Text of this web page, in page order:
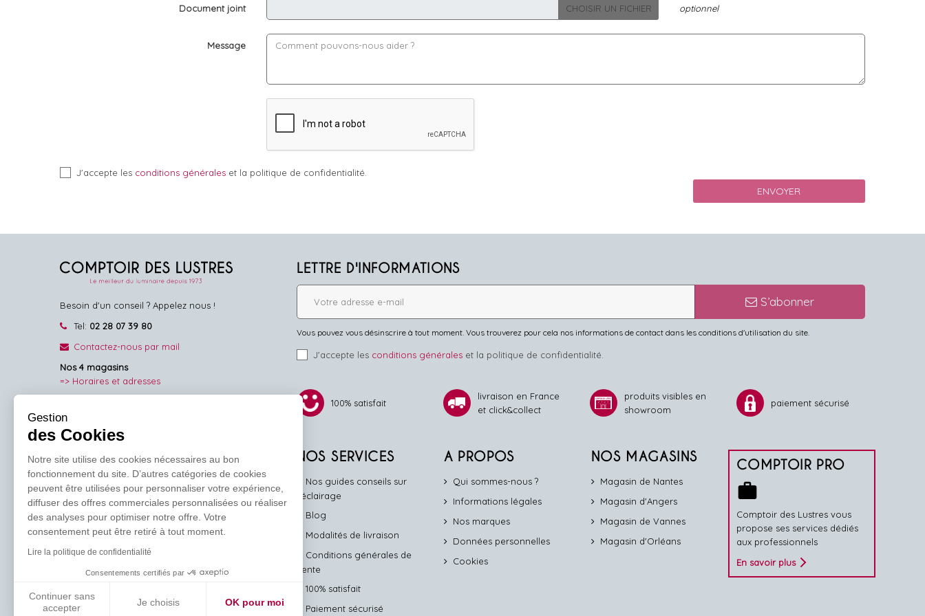
Document joint CHOISIR UN FICHIER optionnel
Message
J'accepte les conditions générales et la politique de confidentialité.
Besoin d'un conseil ? Appelez nous !
Tel: 02 28 07 39 80
Contactez-nous par mail
Nos 4 magasins
=> Horaires et adresses
NOUS SUIVRE
Facebook
LETTRE D'INFORMATIONS
S’abonner
Vous pouvez vous désinscrire à tout moment. Vous trouverez pour cela nos informations de contact dans les conditions d'utilisation du site.
J'accepte les conditions généraleset la politique de confidentialité.
100% satisfait
livraison en France
et click&collect
produits visibles en
showroom
paiement sécurisé
NOS SERVICES
Nos guides conseils sur
l'éclairage
Blog
Modalités de livraison
Conditions générales de
vente
100% satisfait
Paiement sécurisé
A PROPOS
Qui sommes-nous ?
Informations légales
Nos marques
Données personnelles
Cookies
NOS MAGASINS
Magasin de Nantes
Magasin d'Angers
Magasin de Vannes
Magasin d'Orléans
COMPTOIR PRO
work
Comptoir des Lustres vous
propose ses services dédiés
aux professionnels
En savoir plus
Gestion
des Cookies
Notre site utilise des cookies nécessaires au bon
fonctionnement du site. D’autres catégories de cookies
peuvent être utilisées pour personnaliser votre expérience,
diffuser des offres commerciales personnalisées ou réaliser
des analyses pour optimiser notre offre. Votre
consentement peut être retiré à tout moment.
Lire la politique de confidentialité
Consentements certifiés par
Continuer sans
accepter
Je choisis OK pour moi